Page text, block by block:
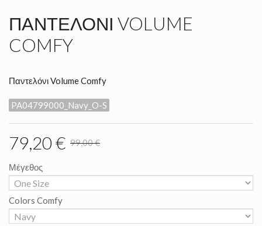
ΠΑΝΤΕΛΌΝΙ VOLUME
COMFY
Παντελόνι Volume Comfy
PA04799000_Navy_O-S
79,20 € 99,00 €
Μέγεθος
Colors Comfy